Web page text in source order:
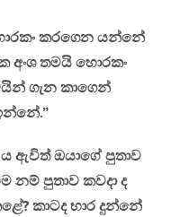
කරගෙන යන්නේ
අංශ තමයි හොරකං
ගැන කාගෙන්
ය ඇවිත් ඔයාගේ පුතාව
නම් පුතාව කවදා ද
කාටද භාර දුන්නේ